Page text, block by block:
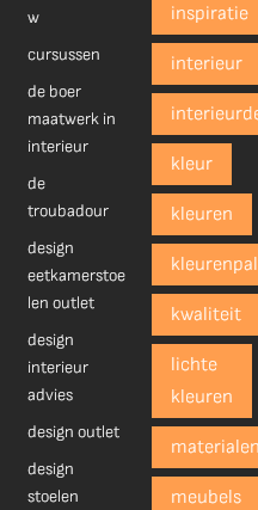
w
cursussen
de boer
maatwerk in
interieur
de
troubadour
design
eetkamerstoe
len outlet
design
interieur
advies
design outlet
design
stoelen
inspiratie
interieur
kleur
kleuren
kwaliteit
lichte
kleuren
meubels